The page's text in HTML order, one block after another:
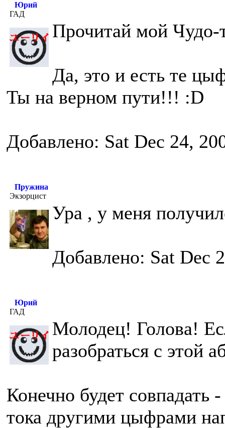
Юрий
ГАД
Прочитай мой Чудо-
Да, это и есть те
Ты на верном пути!!! :D
Добавлено: Sat Dec 24,
Пружина
Экзорцист
Ура , у меня
Добавлено: Sat Dec
Юрий
ГАД
Молодец! Голова!
разобраться с этой
Конечно будет совпадать
тока другими цыфрами